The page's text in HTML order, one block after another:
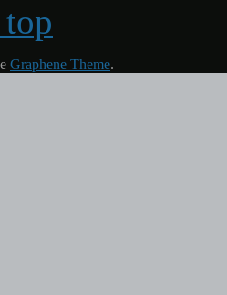
Graphene Theme.